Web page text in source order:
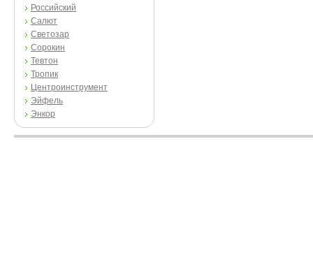
Российский
Салют
Светозар
Сорокин
Тевтон
Тропик
Центроинструмент
Эйфель
Энкор